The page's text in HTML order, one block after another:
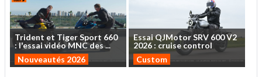
Trident et TigerSport 660
: l'essaividéoMNCdes...
Nouveautés 2026
EssaiQJMotorSRV 600V2
2026 : cruise control
Custom